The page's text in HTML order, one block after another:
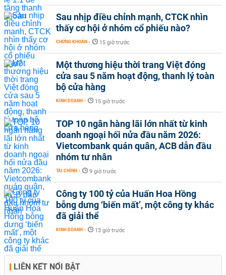
Sau nhịp điều chỉnh mạnh, CTCK nhìn
thấy cơ hội ở nhóm cổ phiếu nào?
CHỨNG KHOÁN - 15 giờ trước
Một thương hiệu thời trang Việt đóng
cửa sau 5 năm hoạt động, thanh lý toàn
bộ cửa hàng
KINH DOANH - 15 giờ trước
TOP 10 ngân hàng lãi lớn nhất từ kinh
doanh ngoại hối nửa đầu năm 2026:
Vietcombank quán quân, ACB dẫn đầu
nhóm tư nhân
TÀI CHÍNH - 9 giờ trước
Công ty 100 tỷ của Huấn Hoa Hồng
bỗng dưng ‘biến mất’, một công ty khác
đã giải thể
KINH DOANH - 13 giờ trước
LIÊN KẾT NỔI BẬT